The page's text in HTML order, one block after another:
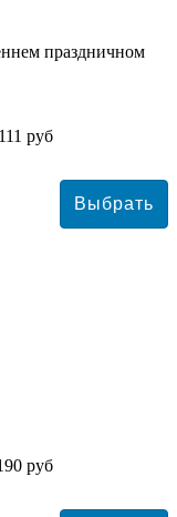
праздничном
руб
руб